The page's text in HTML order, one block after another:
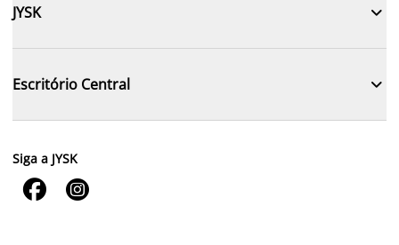
JYSK 
Escritório Central 
Siga a JYSK
 